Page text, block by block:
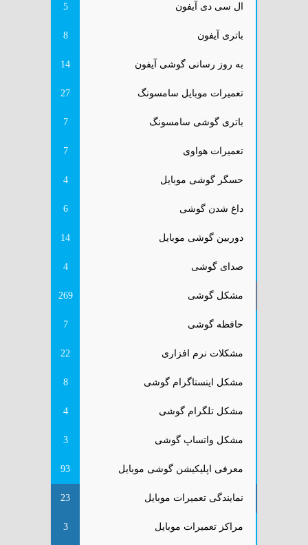
ال سی دی آیفون 5
باتری آیفون 8
به روز رسانی گوشی آیفون 14
تعمیرات موبایل سامسونگ 27
باتری گوشی سامسونگ 7
تعمیرات هواوی 7
حسگر گوشی موبایل 4
داغ شدن گوشی 6
دوربین گوشی موبایل 14
صدای گوشی 4
مشکل گوشی 269
حافظه گوشی 7
مشکلات نرم افزاری 22
مشکل اینستاگرام گوشی 8
مشکل تلگرام گوشی 4
مشکل واتساپ گوشی 3
معرفی اپلیکیشن گوشی موبایل 93
نمایندگی تعمیرات موبایل 23
مراکز تعمیرات موبایل 3